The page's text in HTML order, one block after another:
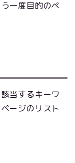
一度目的のペ
当するキーワ
ージのリスト